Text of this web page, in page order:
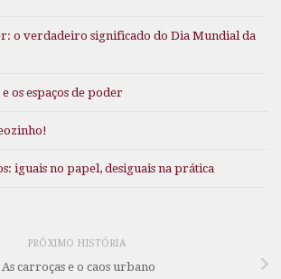
o verdadeiro significado do Dia Mundial da
os espaços de poder
iguais no papel, desiguais na prática
PRÓXIMO HISTÓRIA
As carroças e o caos urbano